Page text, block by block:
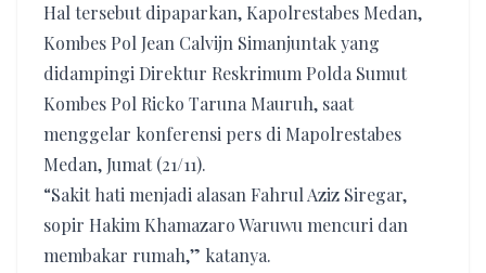
Hal tersebut dipaparkan, Kapolrestabes Medan,
Kombes Pol Jean Calvijn Simanjuntak yang
didampingi Direktur Reskrimum Polda Sumut
Kombes Pol Ricko Taruna Mauruh, saat
menggelar konferensi pers di Mapolrestabes
Medan, Jumat (21/11).
“Sakit hati menjadi alasan Fahrul Aziz Siregar,
sopir Hakim Khamazaro Waruwu mencuri dan
membakar rumah,” katanya.